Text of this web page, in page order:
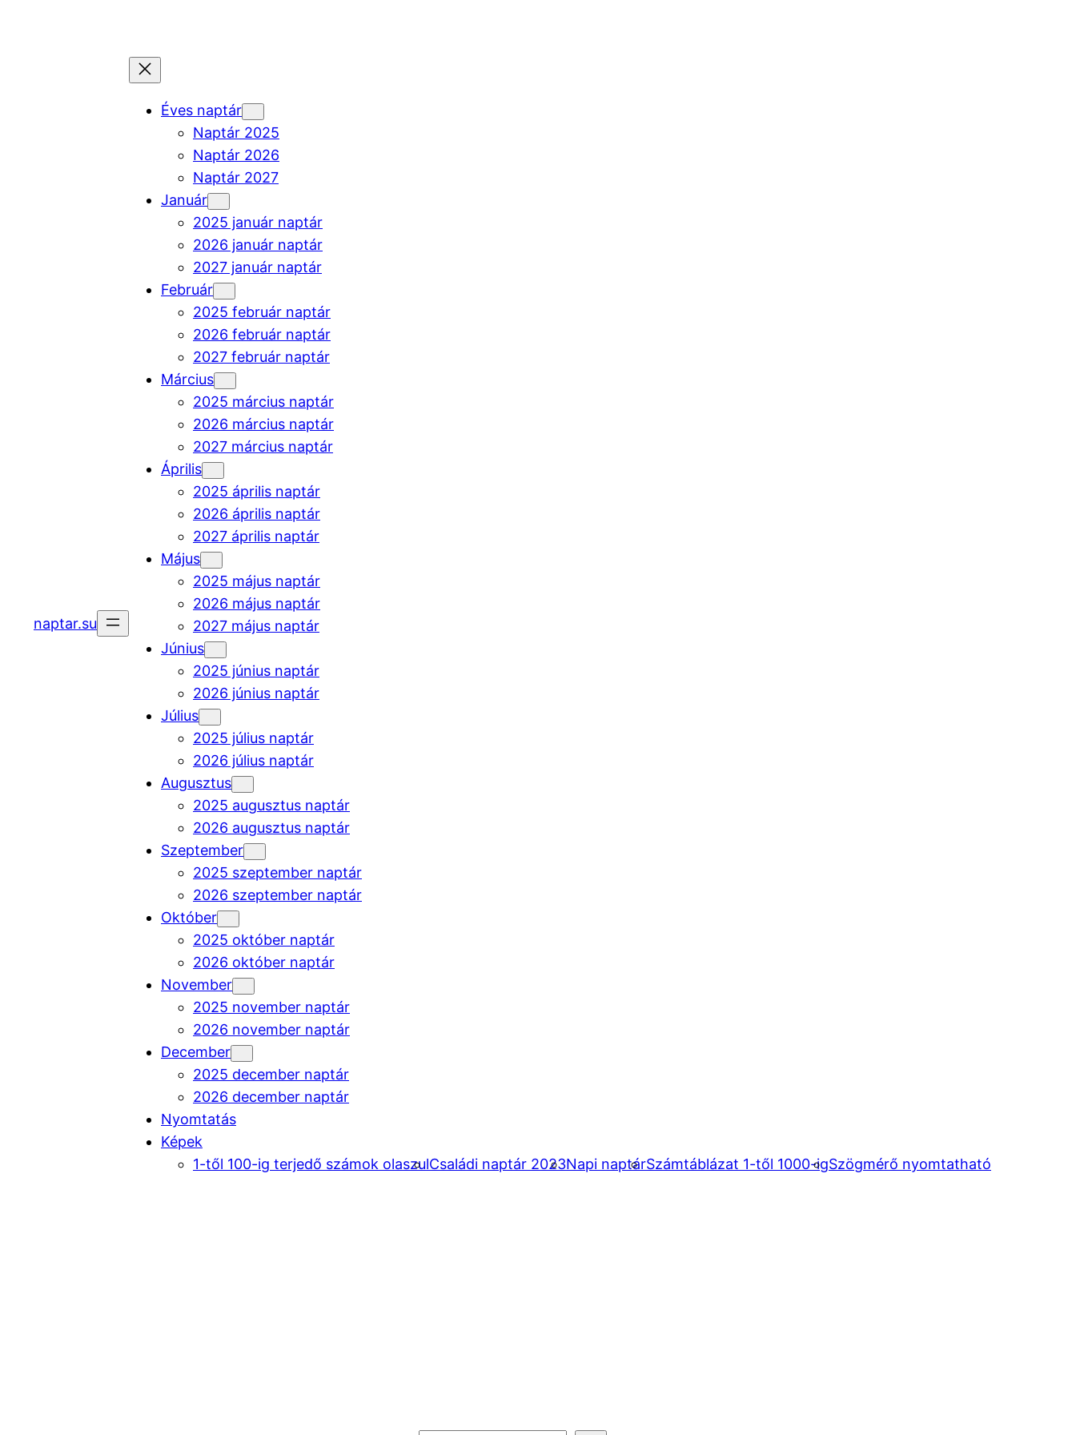
naptar.su
Éves naptár
Naptár 2025
Naptár 2026
Naptár 2027
Január
2025 január naptár
2026 január naptár
2027 január naptár
Február
2025 február naptár
2026 február naptár
2027 február naptár
Március
2025 március naptár
2026 március naptár
2027 március naptár
Április
2025 április naptár
2026 április naptár
2027 április naptár
Május
2025 május naptár
2026 május naptár
2027 május naptár
Június
2025 június naptár
2026 június naptár
Július
2025 július naptár
2026 július naptár
Augusztus
2025 augusztus naptár
2026 augusztus naptár
Szeptember
2025 szeptember naptár
2026 szeptember naptár
Október
2025 október naptár
2026 október naptár
November
2025 november naptár
2026 november naptár
December
2025 december naptár
2026 december naptár
Nyomtatás
Képek
1-től 100-ig terjedő számok olaszulCsaládi naptár 2023Napi naptárSzámtáblázat 1-től 1000-igSzögmérő nyomtatható